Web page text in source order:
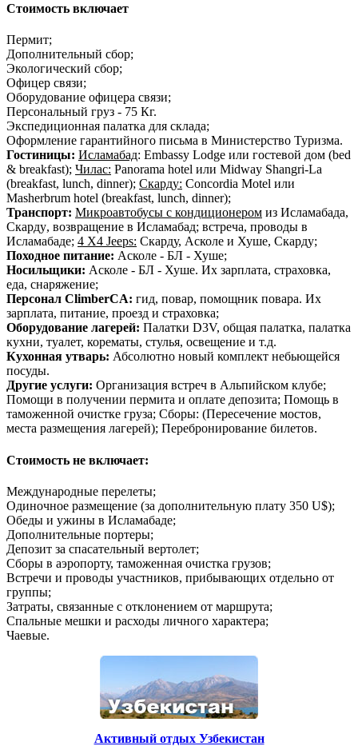
Стоимость включает
Пермит;
Дополнительный сбор;
Экологический сбор;
Офицер связи;
Оборудование офицера связи;
Персональный груз - 75 Кг.
Экспедиционная палатка для склада;
Оформление гарантийного письма в Министерство Туризма.
Гостиницы: Исламабад: Embassy Lodge или гостевой дом (bed
& breakfast); Чилас: Panorama hotel или Midway Shangri-La
(breakfast, lunch, dinner); Скарду: Concordia Motel или
Masherbrum hotel (breakfast, lunch, dinner);
Транспорт: Микроавтобусы с кондиционером из Исламабада,
Скарду, возвращение в Исламабад; встреча, проводы в
Исламабаде; 4 X4 Jeeps: Скарду, Асколе и Хуше, Скарду;
Походное питание: Асколе - БЛ - Хуше;
Носильщики: Асколе - БЛ - Хуше. Их зарплата, страховка,
еда, снаряжение;
Персонал ClimberCA: гид, повар, помощник повара. Их
зарплата, питание, проезд и страховка;
Оборудование лагерей: Палатки D3V, общая палатка, палатка
кухни, туалет, корематы, стулья, освещение и т.д.
Кухонная утварь: Абсолютно новый комплект небьющейся
посуды.
Другие услуги: Организация встреч в Альпийском клубе;
Помощи в получении пермита и оплате депозита; Помощь в
таможенной очистке груза; Сборы: (Пересечение мостов,
места размещения лагерей); Перебронирование билетов.
Стоимость не включает:
Международные перелеты;
Одиночное размещение (за дополнительную плату 350 U$);
Обеды и ужины в Исламабаде;
Дополнительные портеры;
Депозит за спасательный вертолет;
Сборы в аэропорту, таможенная очистка грузов;
Встречи и проводы участников, прибывающих отдельно от
группы;
Затраты, связанные с отклонением от маршрута;
Спальные мешки и расходы личного характера;
Чаевые.
Активный отдых Узбекистан